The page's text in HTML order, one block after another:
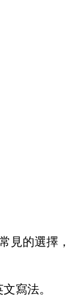
見的選擇，
寫法。